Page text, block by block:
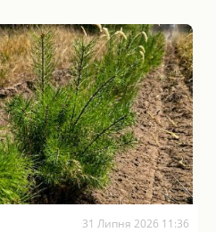
31 Липня 2026 11:36